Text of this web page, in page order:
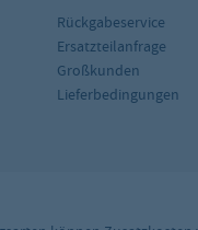
Rückgabeservice
Ersatzteilanfrage
Großkunden
Lieferbedingungen